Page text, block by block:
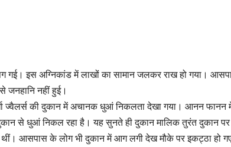
इस अग्निकांड में लाखों का सामान जलकर राख हो गया।
नहीं हुई।
ज्वैलर्स की दुकान में अचानक धुआं निकलता देखा गया। आनन फानन
से धुआं निकल रहा है। यह सुनते ही दुकान मालिक तुरंत दुकान पर
आसपास के लोग भी दुकान में आग लगी देख मौके पर इकट्ठा हो